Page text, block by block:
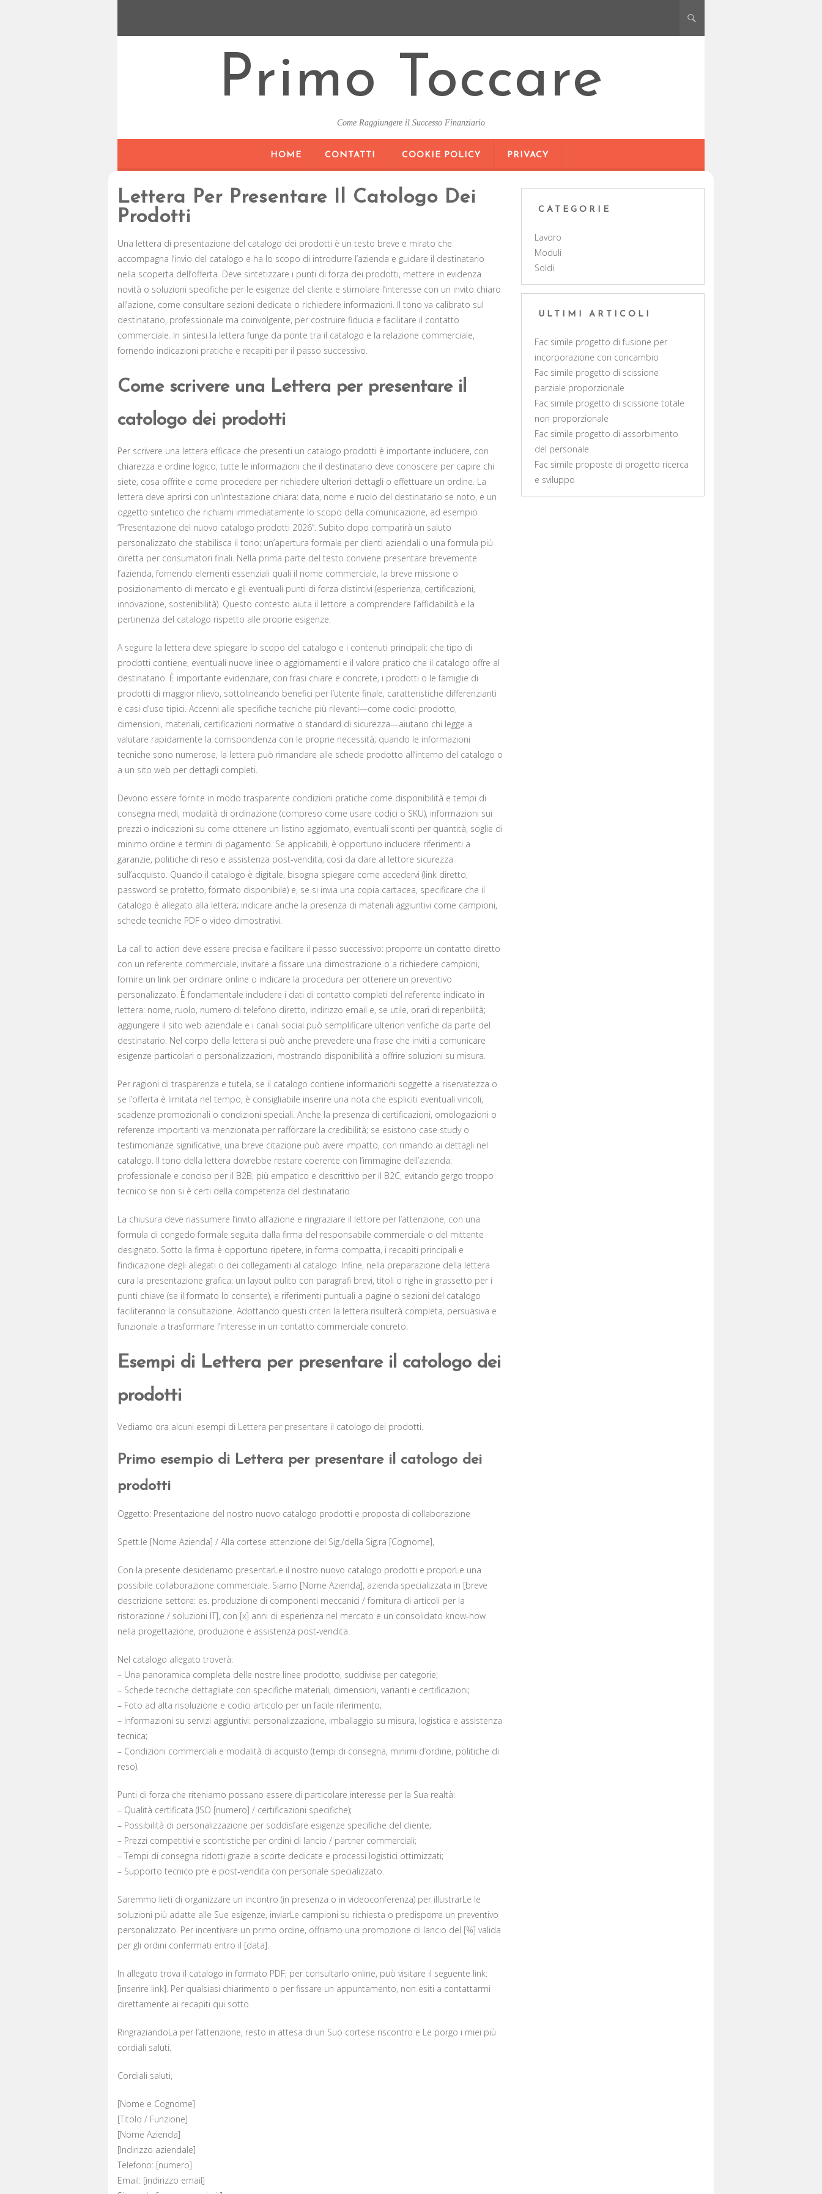
Primo Toccare
Come Raggiungere il Successo Finanziario
HOME CONTATTI COOKIE POLICY PRIVACY
Lettera Per Presentare Il Catologo Dei
Prodotti​​
Una lettera di presentazione del catalogo dei prodotti è un testo breve e mirato che
accompagna l’invio del catalogo e ha lo scopo di introdurre l’azienda e guidare il destinatario
nella scoperta dell’offerta. Deve sintetizzare i punti di forza dei prodotti, mettere in evidenza
novità o soluzioni specifiche per le esigenze del cliente e stimolare l’interesse con un invito chiaro
all’azione, come consultare sezioni dedicate o richiedere informazioni. Il tono va calibrato sul
destinatario, professionale ma coinvolgente, per costruire fiducia e facilitare il contatto
commerciale. In sintesi la lettera funge da ponte tra il catalogo e la relazione commerciale,
fornendo indicazioni pratiche e recapiti per il passo successivo.
Come scrivere una Lettera per presentare il
catologo dei prodotti​​
Per scrivere una lettera efficace che presenti un catalogo prodotti è importante includere, con
chiarezza e ordine logico, tutte le informazioni che il destinatario deve conoscere per capire chi
siete, cosa offrite e come procedere per richiedere ulteriori dettagli o effettuare un ordine. La
lettera deve aprirsi con un’intestazione chiara: data, nome e ruolo del destinatario se noto, e un
oggetto sintetico che richiami immediatamente lo scopo della comunicazione, ad esempio
“Presentazione del nuovo catalogo prodotti 2026”. Subito dopo comparirà un saluto
personalizzato che stabilisca il tono: un’apertura formale per clienti aziendali o una formula più
diretta per consumatori finali. Nella prima parte del testo conviene presentare brevemente
l’azienda, fornendo elementi essenziali quali il nome commerciale, la breve missione o
posizionamento di mercato e gli eventuali punti di forza distintivi (esperienza, certificazioni,
innovazione, sostenibilità). Questo contesto aiuta il lettore a comprendere l’affidabilità e la
pertinenza del catalogo rispetto alle proprie esigenze.
A seguire la lettera deve spiegare lo scopo del catalogo e i contenuti principali: che tipo di
prodotti contiene, eventuali nuove linee o aggiornamenti e il valore pratico che il catalogo offre al
destinatario. È importante evidenziare, con frasi chiare e concrete, i prodotti o le famiglie di
prodotti di maggior rilievo, sottolineando benefici per l’utente finale, caratteristiche differenzianti
e casi d’uso tipici. Accenni alle specifiche tecniche più rilevanti—come codici prodotto,
dimensioni, materiali, certificazioni normative o standard di sicurezza—aiutano chi legge a
valutare rapidamente la corrispondenza con le proprie necessità; quando le informazioni
tecniche sono numerose, la lettera può rimandare alle schede prodotto all’interno del catalogo o
a un sito web per dettagli completi.
Devono essere fornite in modo trasparente condizioni pratiche come disponibilità e tempi di
consegna medi, modalità di ordinazione (compreso come usare codici o SKU), informazioni sui
prezzi o indicazioni su come ottenere un listino aggiornato, eventuali sconti per quantità, soglie di
minimo ordine e termini di pagamento. Se applicabili, è opportuno includere riferimenti a
garanzie, politiche di reso e assistenza post-vendita, così da dare al lettore sicurezza
sull’acquisto. Quando il catalogo è digitale, bisogna spiegare come accedervi (link diretto,
password se protetto, formato disponibile) e, se si invia una copia cartacea, specificare che il
catalogo è allegato alla lettera; indicare anche la presenza di materiali aggiuntivi come campioni,
schede tecniche PDF o video dimostrativi.
La call to action deve essere precisa e facilitare il passo successivo: proporre un contatto diretto
con un referente commerciale, invitare a fissare una dimostrazione o a richiedere campioni,
fornire un link per ordinare online o indicare la procedura per ottenere un preventivo
personalizzato. È fondamentale includere i dati di contatto completi del referente indicato in
lettera: nome, ruolo, numero di telefono diretto, indirizzo email e, se utile, orari di reperibilità;
aggiungere il sito web aziendale e i canali social può semplificare ulteriori verifiche da parte del
destinatario. Nel corpo della lettera si può anche prevedere una frase che inviti a comunicare
esigenze particolari o personalizzazioni, mostrando disponibilità a offrire soluzioni su misura.
Per ragioni di trasparenza e tutela, se il catalogo contiene informazioni soggette a riservatezza o
se l’offerta è limitata nel tempo, è consigliabile inserire una nota che espliciti eventuali vincoli,
scadenze promozionali o condizioni speciali. Anche la presenza di certificazioni, omologazioni o
referenze importanti va menzionata per rafforzare la credibilità; se esistono case study o
testimonianze significative, una breve citazione può avere impatto, con rimando ai dettagli nel
catalogo. Il tono della lettera dovrebbe restare coerente con l’immagine dell’azienda:
professionale e conciso per il B2B, più empatico e descrittivo per il B2C, evitando gergo troppo
tecnico se non si è certi della competenza del destinatario.
La chiusura deve riassumere l’invito all’azione e ringraziare il lettore per l’attenzione, con una
formula di congedo formale seguita dalla firma del responsabile commerciale o del mittente
designato. Sotto la firma è opportuno ripetere, in forma compatta, i recapiti principali e
l’indicazione degli allegati o dei collegamenti al catalogo. Infine, nella preparazione della lettera
cura la presentazione grafica: un layout pulito con paragrafi brevi, titoli o righe in grassetto per i
punti chiave (se il formato lo consente), e riferimenti puntuali a pagine o sezioni del catalogo
faciliteranno la consultazione. Adottando questi criteri la lettera risulterà completa, persuasiva e
funzionale a trasformare l’interesse in un contatto commerciale concreto.
Esempi di Lettera per presentare il catologo dei
prodotti​​
Vediamo ora alcuni esempi di Lettera per presentare il catologo dei prodotti​​.
Primo esempio di Lettera per presentare il catologo dei
prodotti​​
Oggetto: Presentazione del nostro nuovo catalogo prodotti e proposta di collaborazione
Spett.le [Nome Azienda] / Alla cortese attenzione del Sig./della Sig.ra [Cognome],
Con la presente desideriamo presentarLe il nostro nuovo catalogo prodotti e proporLe una
possibile collaborazione commerciale. Siamo [Nome Azienda], azienda specializzata in [breve
descrizione settore: es. produzione di componenti meccanici / fornitura di articoli per la
ristorazione / soluzioni IT], con [x] anni di esperienza nel mercato e un consolidato know‑how
nella progettazione, produzione e assistenza post‑vendita.
Nel catalogo allegato troverà:
– Una panoramica completa delle nostre linee prodotto, suddivise per categorie;
– Schede tecniche dettagliate con specifiche materiali, dimensioni, varianti e certificazioni;
– Foto ad alta risoluzione e codici articolo per un facile riferimento;
– Informazioni su servizi aggiuntivi: personalizzazione, imballaggio su misura, logistica e assistenza
tecnica;
– Condizioni commerciali e modalità di acquisto (tempi di consegna, minimi d’ordine, politiche di
reso).
Punti di forza che riteniamo possano essere di particolare interesse per la Sua realtà:
– Qualità certificata (ISO [numero] / certificazioni specifiche);
– Possibilità di personalizzazione per soddisfare esigenze specifiche del cliente;
– Prezzi competitivi e scontistiche per ordini di lancio / partner commerciali;
– Tempi di consegna ridotti grazie a scorte dedicate e processi logistici ottimizzati;
– Supporto tecnico pre e post‑vendita con personale specializzato.
Saremmo lieti di organizzare un incontro (in presenza o in videoconferenza) per illustrarLe le
soluzioni più adatte alle Sue esigenze, inviarLe campioni su richiesta o predisporre un preventivo
personalizzato. Per incentivare un primo ordine, offriamo una promozione di lancio del [%] valida
per gli ordini confermati entro il [data].
In allegato trova il catalogo in formato PDF; per consultarlo online, può visitare il seguente link:
[inserire link]. Per qualsiasi chiarimento o per fissare un appuntamento, non esiti a contattarmi
direttamente ai recapiti qui sotto.
RingraziandoLa per l’attenzione, resto in attesa di un Suo cortese riscontro e Le porgo i miei più
cordiali saluti.
Cordiali saluti,
[Nome e Cognome]
[Titolo / Funzione]
[Nome Azienda]
[Indirizzo aziendale]
Telefono: [numero]
Email: [indirizzo email]
CATEGORIE
Lavoro
Moduli
Soldi
ULTIMI ARTICOLI
Fac simile progetto di fusione per
incorporazione con concambio​
Fac simile progetto di scissione
parziale proporzionale​
Fac simile progetto di scissione totale
non proporzionale​
Fac simile progetto di assorbimento
del personale
Fac simile proposte di progetto ricerca
e sviluppo